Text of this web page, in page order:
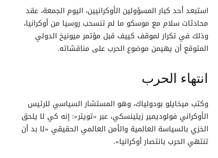
استبعد أحد كبار المسؤولين الأوكرانيين، اليوم الجمعة، عقد
محادثات سلام مع موسكو ما لم تنسحب روسيا من أوكرانيا،
وذلك في تكرار لموقف كييف قبل مؤتمر ميونيخ الدولي
المتوقع أن يهيمن موضوع الحرب على مناقشاته.
انتهاء الحرب
وكتب ميخايلو بودولياك، وهو المستشار السياسي للرئيس
الأوكراني فولوديمير زيلينسكي، عبر «تويتر»: إنه كي لا يلحق
الخزي بالسياسة العالمية والأمن العالمي الحقيقي «لا بد أن
تنتهي الحرب بانتصار أوكرانيا».